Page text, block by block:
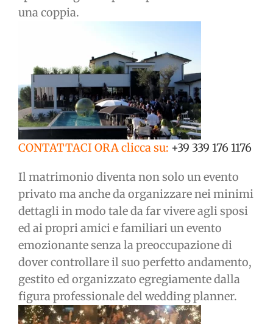
una coppia.
CONTATTACI ORA clicca su: +39 339 176 1176
Il matrimonio diventa non solo un evento
privato ma anche da organizzare nei minimi
dettagli in modo tale da far vivere agli sposi
ed ai propri amici e familiari un evento
emozionante senza la preoccupazione di
dover controllare il suo perfetto andamento,
gestito ed organizzato egregiamente dalla
figura professionale del wedding planner.